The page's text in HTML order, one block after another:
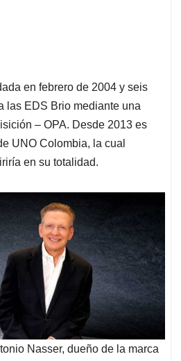
en febrero de 2004 y seis
las EDS Brio mediante una
– OPA. Desde 2013 es
UNO Colombia, la cual
en su totalidad.
Nasser, dueño de la marca